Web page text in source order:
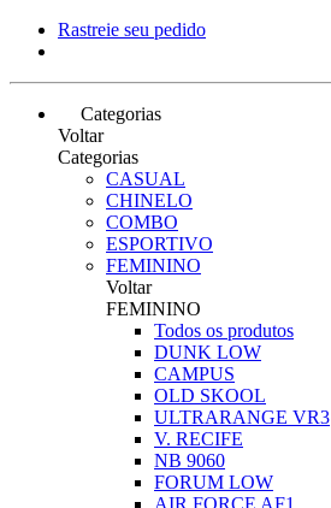
Rastreie seu pedido
Categorias
Voltar
Categorias
CASUAL
CHINELO
COMBO
ESPORTIVO
FEMININO
Voltar
FEMININO
Todos os produtos
DUNK LOW
CAMPUS
OLD SKOOL
ULTRARANGE VR3
V. RECIFE
NB 9060
FORUM LOW
AIR FORCE AF1